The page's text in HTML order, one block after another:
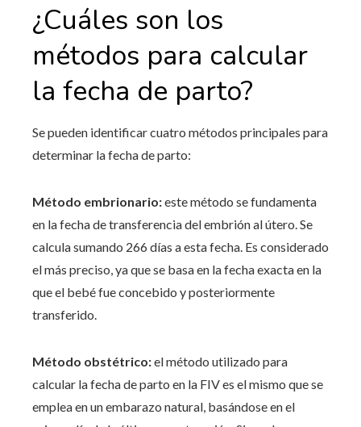
¿Cuáles son los
métodos para calcular
la fecha de parto?
Se pueden identificar cuatro métodos principales para
determinar la fecha de parto:
Método embrionario:este método se fundamenta
en la fecha de transferencia del embrión al útero. Se
calcula sumando 266 días a esta fecha. Es considerado
el más preciso, ya que se basa en la fecha exacta en la
que el bebé fue concebido y posteriormente
transferido.
Método obstétrico:el método utilizado para
calcular la fecha de parto en la FIV es el mismo que se
emplea en un embarazo natural, basándose en el